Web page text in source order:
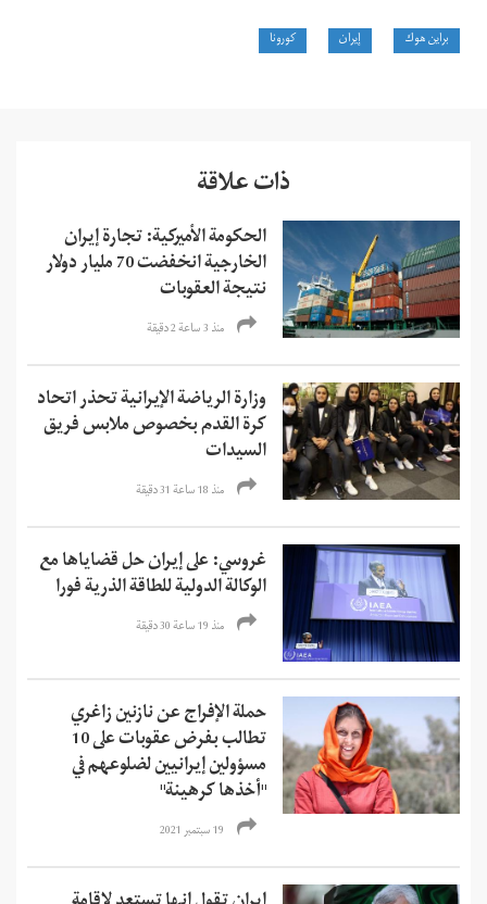
براين هوك إيران كورونا
ذات علاقة
الحكومة الأميركية: تجارة إيران
الخارجية انخفضت 70 مليار دولار
نتيجة العقوبات
منذ 3 ساعة 2 دقیقة
وزارة الرياضة الإيرانية تحذر اتحاد
كرة القدم بخصوص ملابس فريق
السيدات
منذ 18 ساعة 31 دقیقة
غروسي: على إيران حل قضاياها مع
الوكالة الدولية للطاقة الذرية فورا
منذ 19 ساعة 30 دقیقة
حملة الإفراج عن نازنين زاغري
تطالب بفرض عقوبات على 10
مسؤولين إيرانيين لضلوعهم في
"أخذها كرهينة"
19 سبتمبر 2021